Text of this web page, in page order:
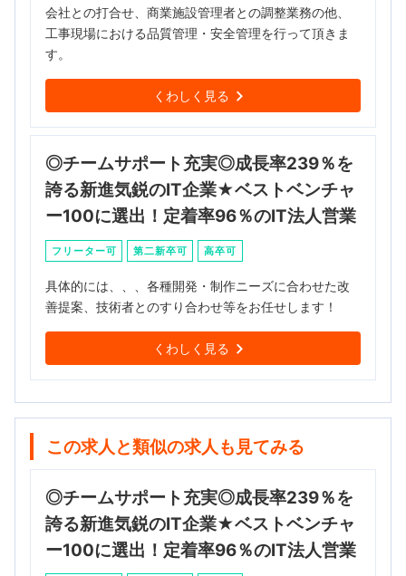
会社との打合せ、商業施設管理者との調整業務の他、
工事現場における品質管理・安全管理を行って頂きま
す。
くわしく見る
◎チームサポート充実◎成長率239％を
誇る新進気鋭のIT企業★ベストベンチャ
ー100に選出！定着率96％のIT法人営業
フリーター可 第二新卒可 高卒可
具体的には、、、各種開発・制作ニーズに合わせた改
善提案、技術者とのすり合わせ等をお任せします！
くわしく見る
この求人と類似の求人も見てみる
◎チームサポート充実◎成長率239％を
誇る新進気鋭のIT企業★ベストベンチャ
ー100に選出！定着率96％のIT法人営業